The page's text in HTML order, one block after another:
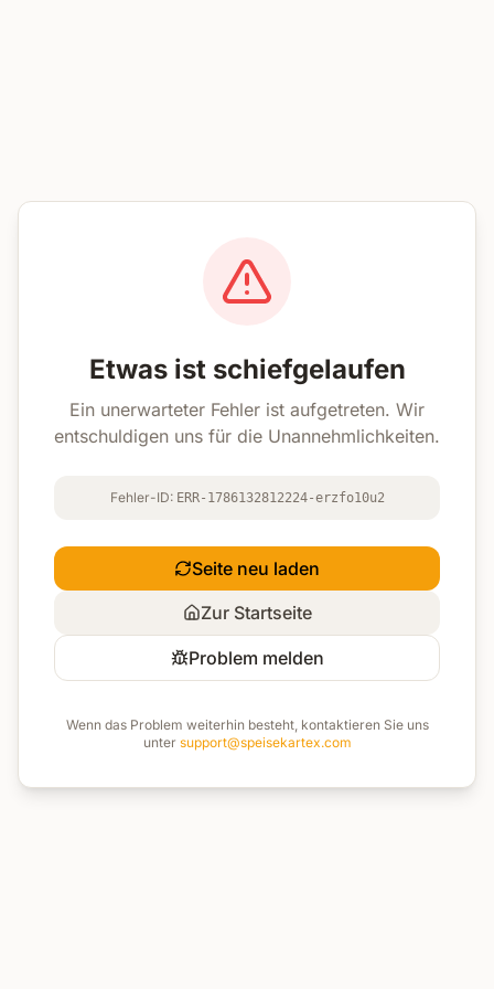
Etwas ist schiefgelaufen
Ein unerwarteter Fehler ist aufgetreten. Wir
entschuldigen uns für die Unannehmlichkeiten.
Fehler-ID: ERR-1786132812224-erzfo10u2
Seite neu laden
Zur Startseite
Problem melden
Wenn das Problem weiterhin besteht, kontaktieren Sie uns
unter support@speisekartex.com